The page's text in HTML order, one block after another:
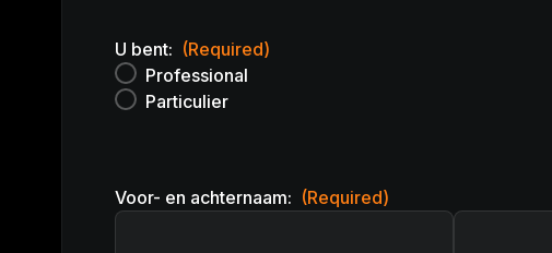
U bent: (Required)
Professional
Particulier
Voor- en achternaam: (Required)